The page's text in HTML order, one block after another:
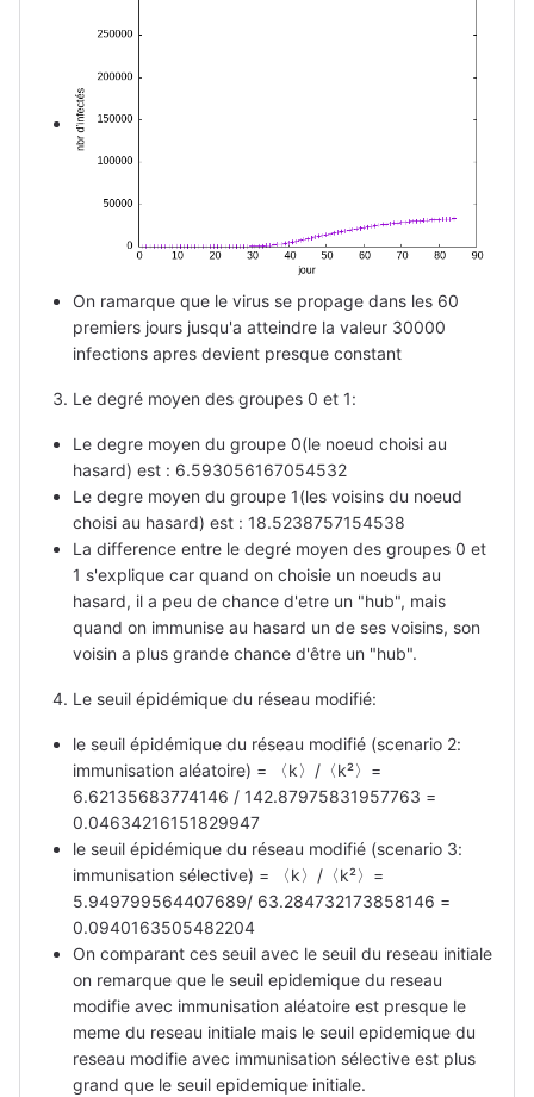
On ramarque que le virus se propage dans les 60
premiers jours jusqu'a atteindre la valeur 30000
infections apres devient presque constant
Le degré moyen des groupes 0 et 1:
Le degre moyen du groupe 0(le noeud choisi au
hasard) est : 6.593056167054532
Le degre moyen du groupe 1(les voisins du noeud
choisi au hasard) est : 18.5238757154538
La difference entre le degré moyen des groupes 0 et
1 s'explique car quand on choisie un noeuds au
hasard, il a peu de chance d'etre un "hub", mais
quand on immunise au hasard un de ses voisins, son
voisin a plus grande chance d'être un "hub".
Le seuil épidémique du réseau modifié:
le seuil épidémique du réseau modifié (scenario 2:
immunisation aléatoire) = 〈k〉/〈k²〉=
6.62135683774146 / 142.87975831957763 =
0.04634216151829947
le seuil épidémique du réseau modifié (scenario 3:
immunisation sélective) = 〈k〉/〈k²〉=
5.949799564407689/ 63.284732173858146 =
0.0940163505482204
On comparant ces seuil avec le seuil du reseau initiale
on remarque que le seuil epidemique du reseau
modifie avec immunisation aléatoire est presque le
meme du reseau initiale mais le seuil epidemique du
reseau modifie avec immunisation sélective est plus
grand que le seuil epidemique initiale.